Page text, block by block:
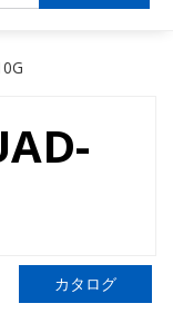
カタログ